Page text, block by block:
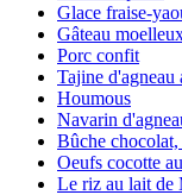
Glace fraise-
Gâteau
Porc confit
Tajine d'agneau
Houmous
Navarin
Bûche
Oeufs cocotte
Le riz au lait de